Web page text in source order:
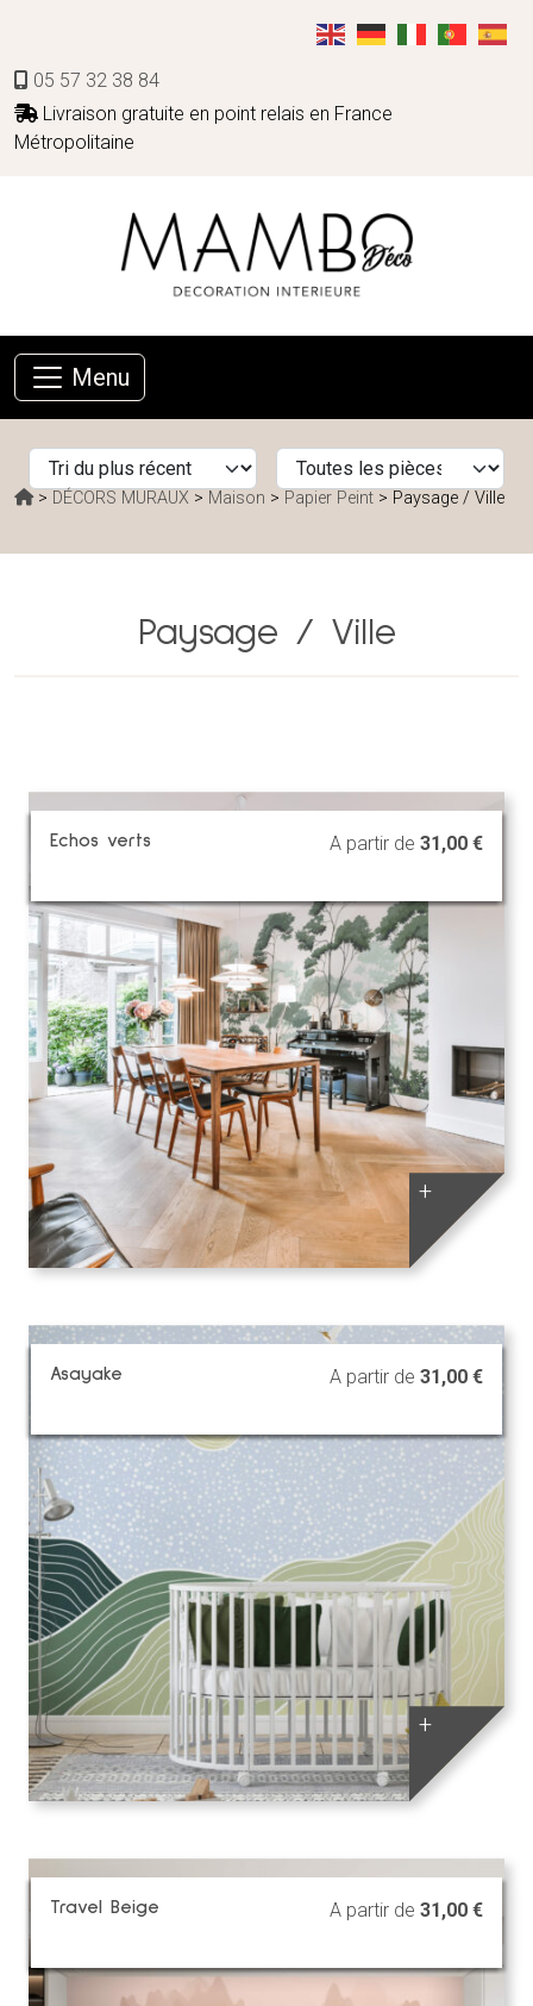
05 57 32 38 84
Livraison gratuite en point relais en France
Métropolitaine
Menu
> DÉCORS MURAUX > Maison > Papier Peint > Paysage / Ville
Paysage / Ville
Echos verts A partir de 31,00 €
+
Asayake A partir de 31,00 €
+
Travel Beige A partir de 31,00 €